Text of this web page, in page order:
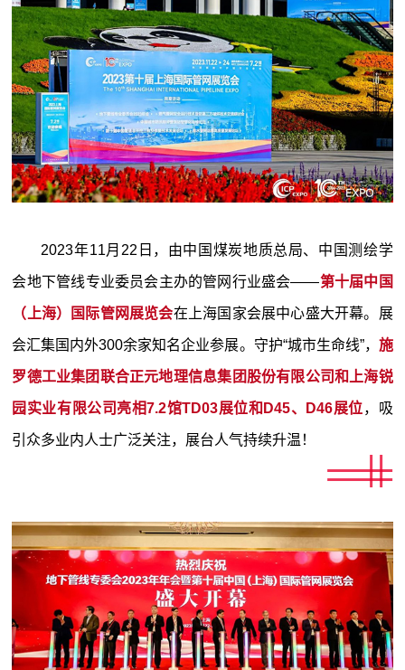
2023年11月22日，由中国煤炭地质总局、中国测绘学
会地下管线专业委员会主办的管网行业盛会——第十届中国
（上海）国际管网展览会在上海国家会展中心盛大开幕。展
会汇集国内外300余家知名企业参展。守护“城市生命线”， 施
罗德工业集团联合正元地理信息集团股份有限公司和上海锐
园实业有限公司亮相7.2馆TD03展位和D45、D46展位，吸
引众多业内人士广泛关注，展台人气持续升温！